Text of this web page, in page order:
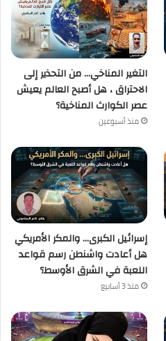
التغير المناخي… من التحذير إلى
الاحتراق ، هل أصبح العالم يعيش
عصر الكوارث المناخية؟
منذ أسبوعين
إسرائيل الكبرى… والمكر الأمريكي
هل أعادت واشنطن رسم قواعد
اللعبة في الشرق الأوسط؟
منذ 3 أسابيع